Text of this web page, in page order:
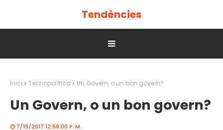
Tendències
Inici Tecnopolítica Un Govern, o un bon govern?
Un Govern, o un bon govern?
7/19/2017 12:59:00 P. M.